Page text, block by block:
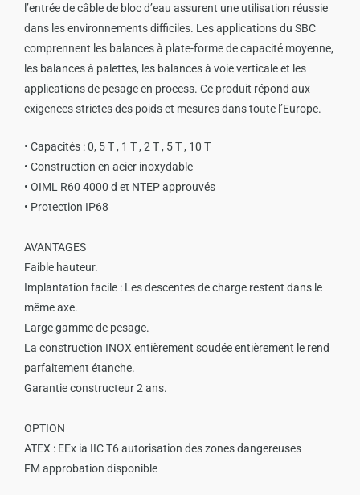
l’entrée de câble de bloc d’eau assurent une utilisation réussie
dans les environnements difficiles. Les applications du SBC
comprennent les balances à plate-forme de capacité moyenne,
les balances à palettes, les balances à voie verticale et les
applications de pesage en process. Ce produit répond aux
exigences strictes des poids et mesures dans toute l’Europe.
• Capacités : 0, 5 T , 1 T , 2 T , 5 T , 10 T
• Construction en acier inoxydable
• OIML R60 4000 d et NTEP approuvés
• Protection IP68
AVANTAGES
Faible hauteur.
Implantation facile : Les descentes de charge restent dans le
même axe.
Large gamme de pesage.
La construction INOX entièrement soudée entièrement le rend
parfaitement étanche.
Garantie constructeur 2 ans.
OPTION
ATEX : EEx ia IIC T6 autorisation des zones dangereuses
FM approbation disponible